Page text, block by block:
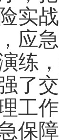
险实战
应
练
了
工
保障